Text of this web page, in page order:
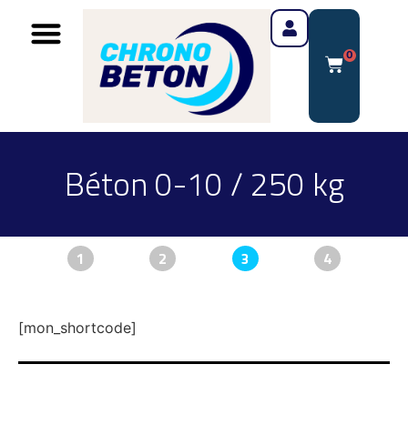
0
Béton 0-10 / 250 kg
1 2 3 4
[mon_shortcode]